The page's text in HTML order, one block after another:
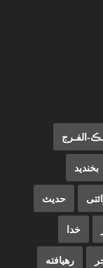
الفـرج
بخندید
حدیث
خدا
رهیافته